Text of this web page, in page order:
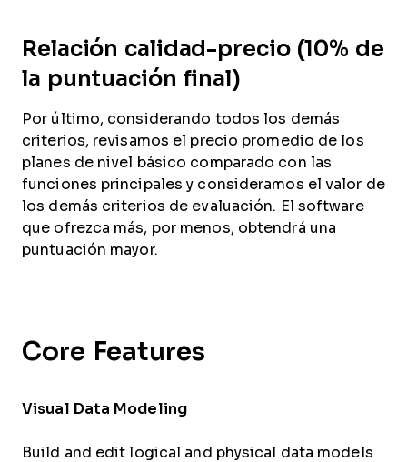
Relación calidad-precio (10% de
la puntuación final)
Por último, considerando todos los demás
criterios, revisamos el precio promedio de los
planes de nivel básico comparado con las
funciones principales y consideramos el valor de
los demás criterios de evaluación. El software
que ofrezca más, por menos, obtendrá una
puntuación mayor.
Core Features
Visual Data Modeling
Build and edit logical and physical data models